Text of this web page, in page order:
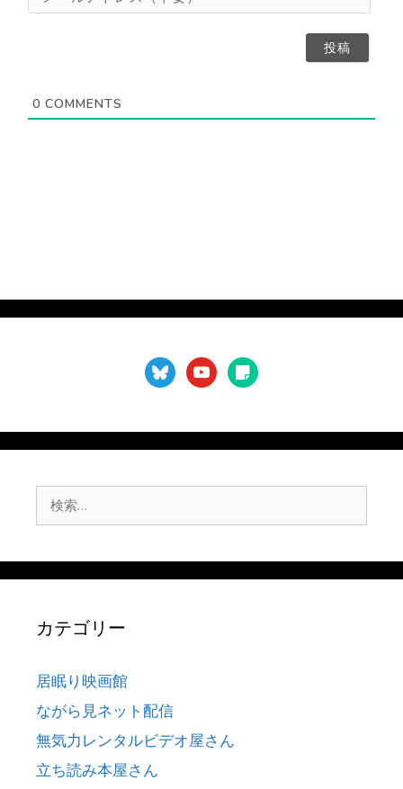
意
（
0 COMMENTS
blueskyyoutubesticky-
note
索:
カテゴリー
居眠り映画館
ながら見ネット配信
無気力レンタルビデオ屋さん
立ち読み本屋さん